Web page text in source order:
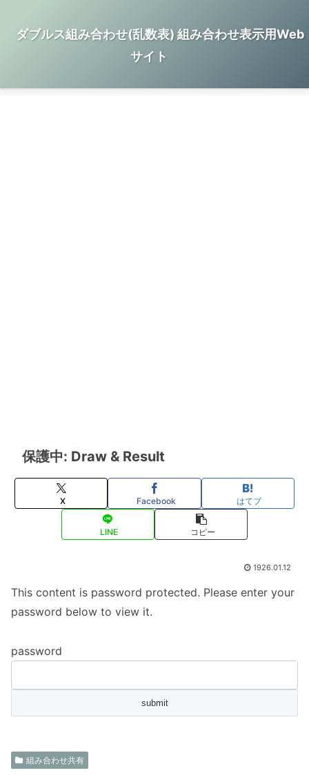
ダブルス組み合わせ(乱数表) 組み合わせ表示用Web
サイト
保護中: Draw & Result
X Facebook はてブ
LINE コピー
1926.01.12
This content is password protected. Please enter your
password below to view it.
password
組み合わせ共有